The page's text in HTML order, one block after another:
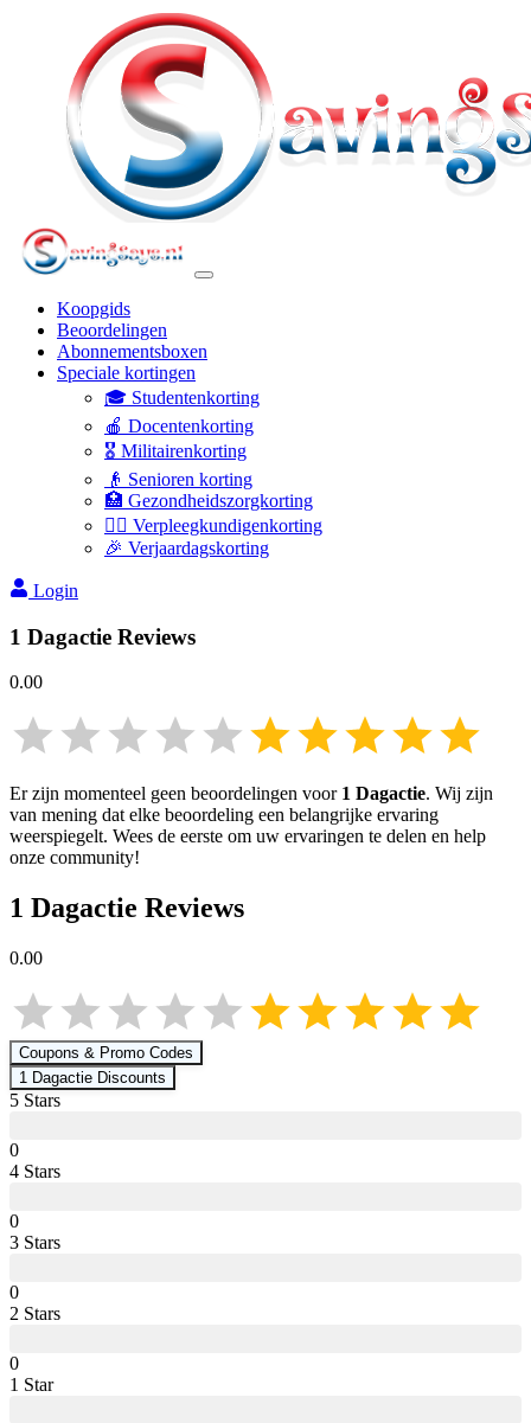
Koopgids
Beoordelingen
Abonnementsboxen
Speciale kortingen
🎓 Studentenkorting
🍎 Docentenkorting
🎖️ Militairenkorting
👴 Senioren korting
🏥 Gezondheidszorgkorting
👩‍⚕️ Verpleegkundigenkorting
🎉 Verjaardagskorting
Login
1 Dagactie Reviews
0.00
Er zijn momenteel geen beoordelingen voor 1 Dagactie. Wij zijn
van mening dat elke beoordeling een belangrijke ervaring
weerspiegelt. Wees de eerste om uw ervaringen te delen en help
onze community!
1 Dagactie Reviews
0.00
Coupons & Promo Codes
1 Dagactie Discounts
5 Stars
0
4 Stars
0
3 Stars
0
2 Stars
0
1 Star